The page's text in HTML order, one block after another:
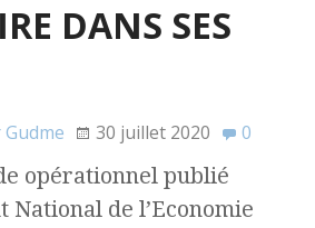
DANS SES
30 juillet 2020 0
opérationnel publié
National de l’Economie